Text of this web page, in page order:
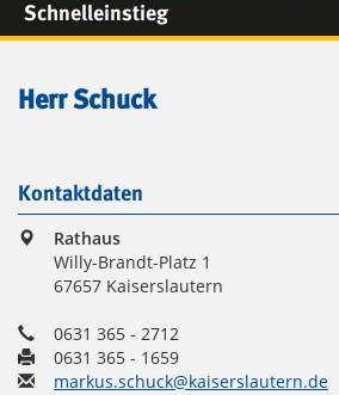
Schnelleinstieg
Herr Schuck
Kontaktdaten
Rathaus
Willy-Brandt-Platz 1
67657 Kaiserslautern
0631 365 - 2712
0631 365 - 1659
markus.schuck@kaiserslautern.de